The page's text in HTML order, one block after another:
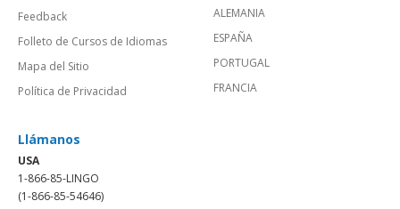
Feedback
Folleto de Cursos de Idiomas
Mapa del Sitio
Política de Privacidad
ALEMANIA
ESPAÑA
PORTUGAL
FRANCIA
Llámanos
USA
1-866-85-LINGO
(1-866-85-54646)